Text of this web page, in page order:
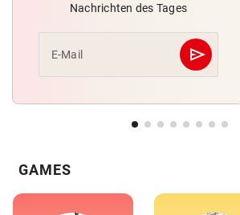
Nachrichten des Tages
E-Mail send
GAMES